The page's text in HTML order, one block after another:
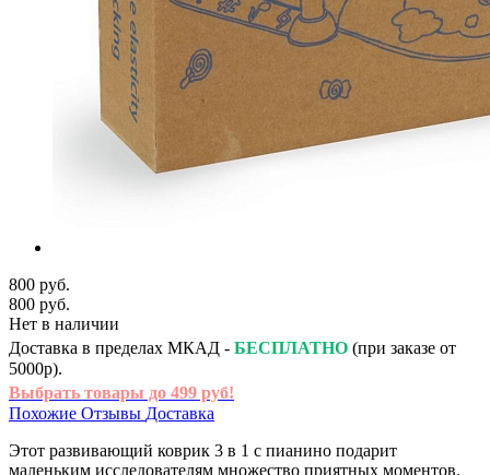
800 руб.
800 руб.
Нет в наличии
Доставка в пределах МКАД - БЕСПЛАТНО (при заказе от
5000р).
Выбрать товары до 499 руб!
Похожие Отзывы Доставка
Этот развивающий коврик 3 в 1 с пианино подарит
маленьким исследователям множество приятных моментов.